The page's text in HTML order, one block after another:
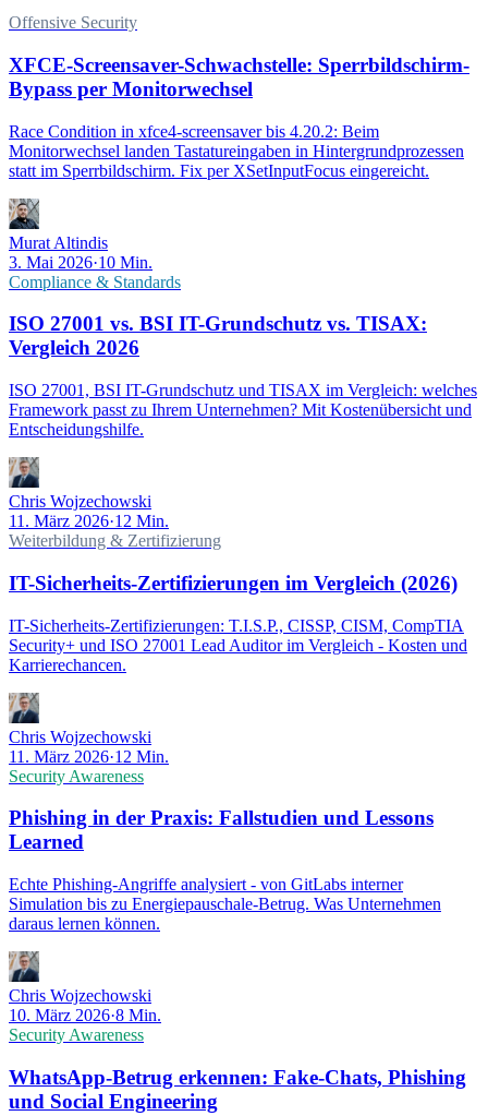
Offensive Security
XFCE-Screensaver-Schwachstelle: Sperrbildschirm-
Bypass per Monitorwechsel
Race Condition in xfce4-screensaver bis 4.20.2: Beim
Monitorwechsel landen Tastatureingaben in Hintergrundprozessen
statt im Sperrbildschirm. Fix per XSetInputFocus eingereicht.
Murat Altindis
3. Mai 2026·10 Min.
Compliance & Standards
ISO 27001 vs. BSI IT-Grundschutz vs. TISAX:
Vergleich 2026
ISO 27001, BSI IT-Grundschutz und TISAX im Vergleich: welches
Framework passt zu Ihrem Unternehmen? Mit Kostenübersicht und
Entscheidungshilfe.
Chris Wojzechowski
11. März 2026·12 Min.
Weiterbildung & Zertifizierung
IT-Sicherheits-Zertifizierungen im Vergleich (2026)
IT-Sicherheits-Zertifizierungen: T.I.S.P., CISSP, CISM, CompTIA
Security+ und ISO 27001 Lead Auditor im Vergleich - Kosten und
Karrierechancen.
Chris Wojzechowski
11. März 2026·12 Min.
Security Awareness
Phishing in der Praxis: Fallstudien und Lessons
Learned
Echte Phishing-Angriffe analysiert - von GitLabs interner
Simulation bis zu Energiepauschale-Betrug. Was Unternehmen
daraus lernen können.
Chris Wojzechowski
10. März 2026·8 Min.
Security Awareness
WhatsApp-Betrug erkennen: Fake-Chats, Phishing
und Social Engineering